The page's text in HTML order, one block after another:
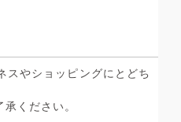
スやショッピングにとどち
ください。